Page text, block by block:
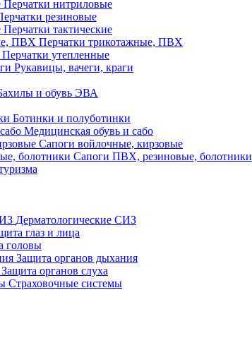
Перчатки нитриловые
резиновые
Перчатки тактические
Перчатки трикотажные, ПВХ
Перчатки утепленные
Рукавицы, вачеги, краги
и обувь ЭВА
Ботинки и полуботинки
Медицинская обувь и сабо
Сапоги войлочные, кирзовые
Сапоги ПВХ, резиновые, болотники
Дерматологические СИЗ
глаз и лица
головы
Защита органов дыхания
Защита органов слуха
Страховочные системы